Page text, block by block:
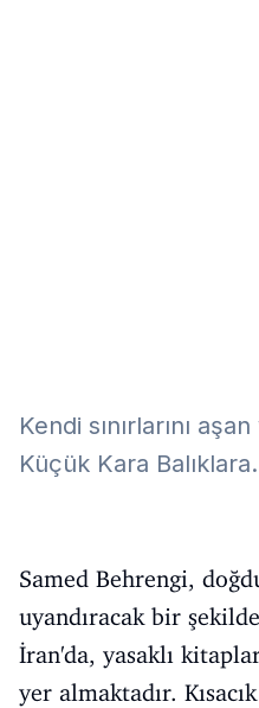
Kendi sınırlarını
Küçük Kara
Samed Behrengi,
uyandıracak bir
İran'da, yasaklı
yer almaktadır.